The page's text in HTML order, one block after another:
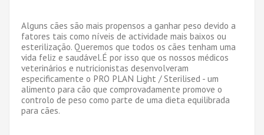
Alguns cães são mais propensos a ganhar peso devido a
fatores tais como níveis de actividade mais baixos ou
esterilização. Queremos que todos os cães tenham uma
vida feliz e saudável.É por isso que os nossos médicos
veterinários e nutricionistas desenvolveram
especificamente o PRO PLAN Light / Sterilised - um
alimento para cão que comprovadamente promove o
controlo de peso como parte de uma dieta equilibrada
para cães.